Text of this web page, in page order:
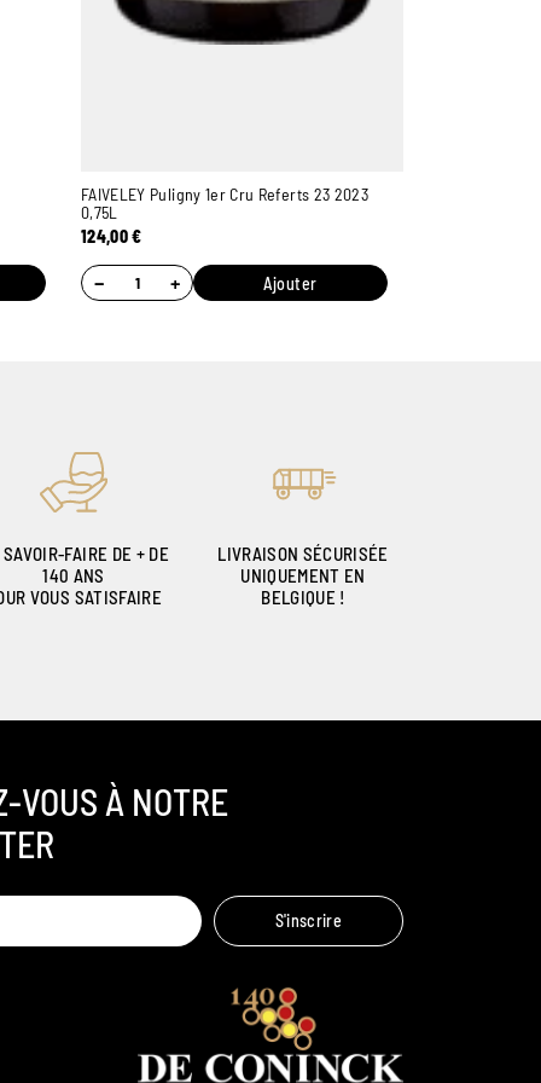
FAIVELEY Puligny 1er Cru Referts 23 2023
0,75L
124,00€
− + Ajouter
FAIRE DE + DE
140 ANS
VOUS SATISFAIRE
LIVRAISON SÉCURISÉE
UNIQUEMENT EN
BELGIQUE !
VOUS À NOTRE
S'inscrire
Ambroise, Votre sommelier
Disponible pour vous conseiller